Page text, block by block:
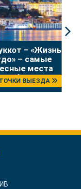
– «Жизнь,
– самые
места
ВЫЕЗДА